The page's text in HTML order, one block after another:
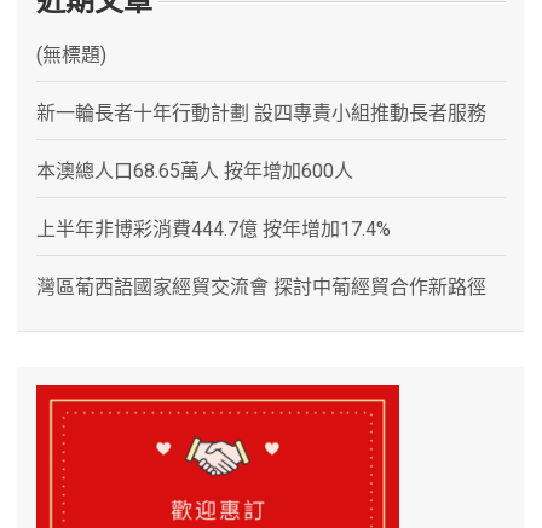
(無標題)
新一輪長者十年行動計劃 設四專責小組推動長者服務
本澳總人口68.65萬人 按年增加600人
上半年非博彩消費444.7億 按年增加17.4%
灣區葡西語國家經貿交流會 探討中葡經貿合作新路徑